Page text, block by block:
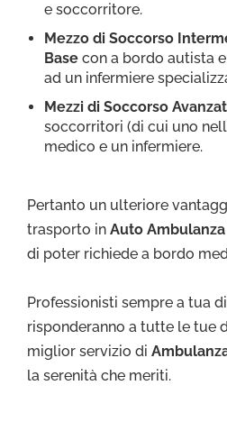
e soccorritore.
Mezzo di Soccorso
Basecon a bordo autista
ad un infermiere
Mezzi di Soccorso
soccorritori (di cui uno
medico e un infermiere.
Pertanto un ulteriore
trasporto in Auto Ambulanza
di poter richiede a bordo
Professionisti sempre a tua
risponderanno a tutte le tue
miglior servizio di
la serenità che meriti.